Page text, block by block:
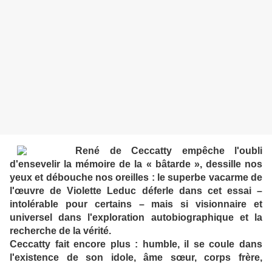
René de Ceccatty empêche l'oubli
d'ensevelir la mémoire de la « bâtarde », dessille nos
yeux et débouche nos oreilles : le superbe vacarme de
l'œuvre de Violette Leduc déferle dans cet essai –
intolérable pour certains – mais si visionnaire et
universel dans l'exploration autobiographique et la
recherche de la vérité.
Ceccatty fait encore plus : humble, il se coule dans
l'existence de son idole, âme sœur, corps frère,